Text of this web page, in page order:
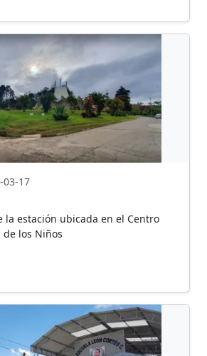
03-17
la estación ubicada en el Centro
de los Niños